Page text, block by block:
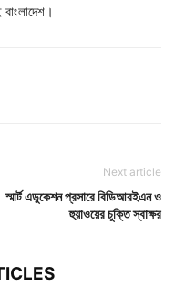
Next article
স্মার্ট এডুকেশন প্রসারে বিডিআরইএন ও
হুয়াওয়ের চুক্তি স্বাক্ষর